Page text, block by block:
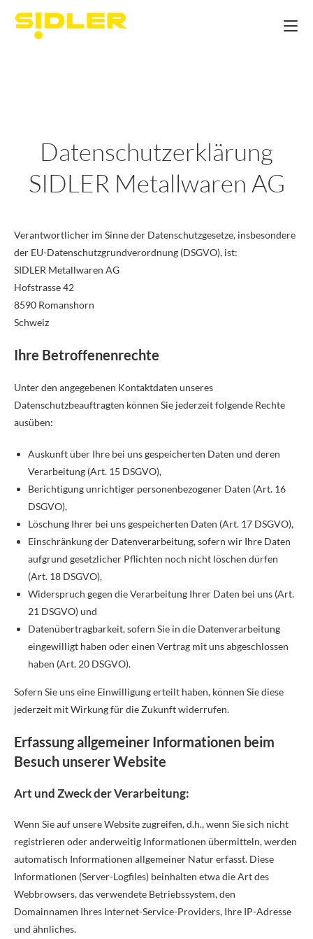
Datenschutzerklärung
SIDLER Metallwaren AG
Verantwortlicher im Sinne der Datenschutzgesetze, insbesondere
der EU-Datenschutzgrundverordnung (DSGVO), ist:
SIDLER Metallwaren AG
Hofstrasse 42
8590 Romanshorn
Schweiz
Ihre Betroffenenrechte
Unter den angegebenen Kontaktdaten unseres
Datenschutzbeauftragten können Sie jederzeit folgende Rechte
ausüben:
Auskunft über Ihre bei uns gespeicherten Daten und deren
Verarbeitung (Art. 15 DSGVO),
Berichtigung unrichtiger personenbezogener Daten (Art. 16
DSGVO),
Löschung Ihrer bei uns gespeicherten Daten (Art. 17 DSGVO),
Einschränkung der Datenverarbeitung, sofern wir Ihre Daten
aufgrund gesetzlicher Pflichten noch nicht löschen dürfen
(Art. 18 DSGVO),
Widerspruch gegen die Verarbeitung Ihrer Daten bei uns (Art.
21 DSGVO) und
Datenübertragbarkeit, sofern Sie in die Datenverarbeitung
eingewilligt haben oder einen Vertrag mit uns abgeschlossen
haben (Art. 20 DSGVO).
Sofern Sie uns eine Einwilligung erteilt haben, können Sie diese
jederzeit mit Wirkung für die Zukunft widerrufen.
Erfassung allgemeiner Informationen beim
Besuch unserer Website
Art und Zweck der Verarbeitung:
Wenn Sie auf unsere Website zugreifen, d.h., wenn Sie sich nicht
registrieren oder anderweitig Informationen übermitteln, werden
automatisch Informationen allgemeiner Natur erfasst. Diese
Informationen (Server-Logfiles) beinhalten etwa die Art des
Webbrowsers, das verwendete Betriebssystem, den
Domainnamen Ihres Internet-Service-Providers, Ihre IP-Adresse
und ähnliches.